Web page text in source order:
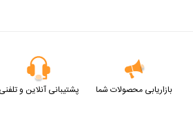
فنی، برند تولیدکننده، و ظرفیت آن قرار
می‌توانند شامل انواع مختلفی از جمله
و اتوماتیک باشند که هرکدام قیمت و
دارند. قیمت این چرخ‌ها معمولاً به
پشتیبانی آنلاین و تلفنی بازاریابی محصولات شما